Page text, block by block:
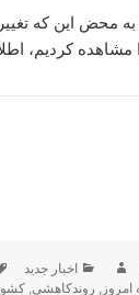
محض اين كه
مشاهده كرديم،
نویسندهدسته‌ها
اخبار جدید
امروز, روندکاهشی,